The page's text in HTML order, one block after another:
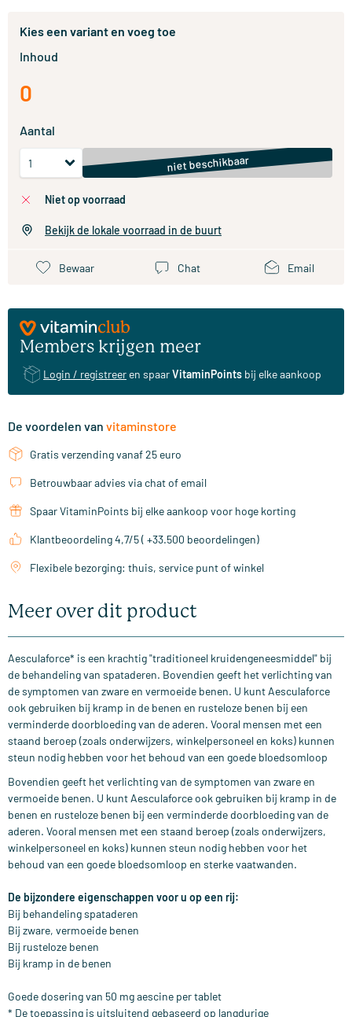
Kies een variant en voeg toe
Inhoud
0
Aantal
niet beschikbaar
niet op voorraad
Bekijk de lokale voorraad in de buurt
Bewaar Chat Email
Members krijgen meer
Login / registreer en spaarVitaminPoints bij elke aankoop
De voordelen van vitaminstore
Gratis verzending vanaf 25 euro
Betrouwbaar advies via chat of email
Spaar VitaminPoints bij elke aankoop voor hoge korting
Klantbeoordeling 4,7/5 ( +33.500 beoordelingen)
Flexibele bezorging: thuis, service punt of winkel
Meer over dit product
Aesculaforce* is een krachtig "traditioneel kruidengeneesmiddel" bij
de behandeling van spataderen. Bovendien geeft het verlichting van
de symptomen van zware en vermoeide benen. U kunt Aesculaforce
ook gebruiken bij kramp in de benen en rusteloze benen bij een
verminderde doorbloeding van de aderen. Vooral mensen met een
staand beroep (zoals onderwijzers, winkelpersoneel en koks) kunnen
steun nodig hebben voor het behoud van een goede bloedsomloop
Bovendien geeft het verlichting van de symptomen van zware en
vermoeide benen. U kunt Aesculaforce ook gebruiken bij kramp in de
benen en rusteloze benen bij een verminderde doorbloeding van de
aderen. Vooral mensen met een staand beroep (zoals onderwijzers,
winkelpersoneel en koks) kunnen steun nodig hebben voor het
behoud van een goede bloedsomloop en sterke vaatwanden.
De bijzondere eigenschappen voor u op een rij:
Bij behandeling spataderen
Bij zware, vermoeide benen
Bij rusteloze benen
Bij kramp in de benen
Goede dosering van 50 mg aescine per tablet
* De toepassing is uitsluitend gebaseerd op langdurige